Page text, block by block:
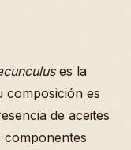
es la
composición es
de aceites
componentes